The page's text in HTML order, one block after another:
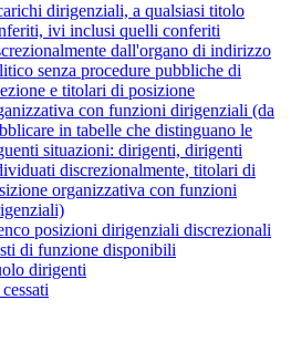
dirigenziali, a qualsiasi titolo
ivi inclusi quelli conferiti
dall'organo di indirizzo
senza procedure pubbliche di
e titolari di posizione
con funzioni dirigenziali (da
in tabelle che distinguano le
situazioni: dirigenti, dirigenti
discrezionalmente, titolari di
organizzativa con funzioni
posizioni dirigenziali discrezionali
di funzione disponibili
dirigenti